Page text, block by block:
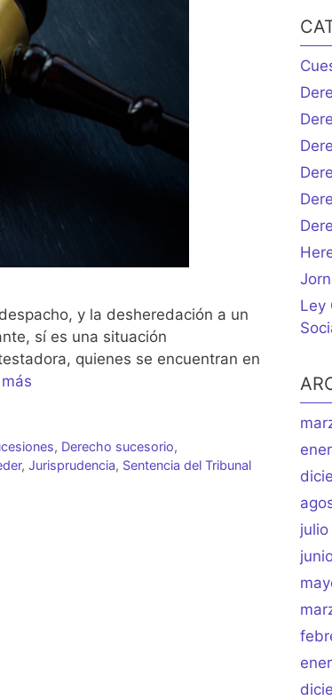
y la desheredación a un
sí es una situación
quienes se encuentran en
, Derecho sucesorio,
, Jurisprudencia, Sentencia del Tribunal
Ley